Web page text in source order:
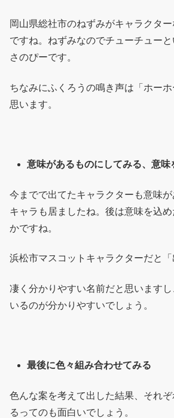
岡山県総社市のねずみがキャラクター
ですね。ねずみなのでチューチュー
さのぴーです。
ちなみにふくろうの鳴き声は「ホー
思います。
意味があるものにしてみる、意味
今までで出てたキャラクターも意味
キャラも居ましたね。後は意味を込
かですね。
浜松市マスコットキャラクターだと「
凄く分かりやすい名前だと思います
いるのが分かりやすいでしょう。
最後に色々組み合わせてみる
色んな案を考えて出した結果、それ
るってのも面白いでしょう。